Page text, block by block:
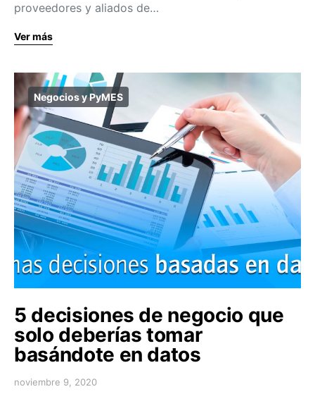
proveedores y aliados de…
Ver más
Negocios y PyMES
5 decisiones de negocio que
solo deberías tomar
basándote en datos
noviembre 9, 2020